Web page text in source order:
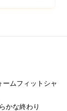
ムフィットシャ
かな終わり